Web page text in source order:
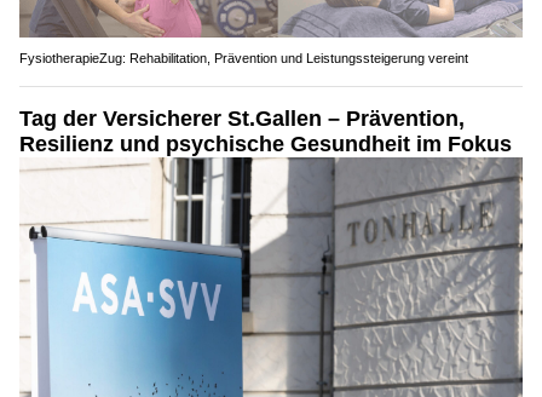
FysiotherapieZug: Rehabilitation, Prävention und Leistungssteigerung vereint
Tag der Versicherer St.Gallen – Prävention,
Resilienz und psychische Gesundheit im Fokus